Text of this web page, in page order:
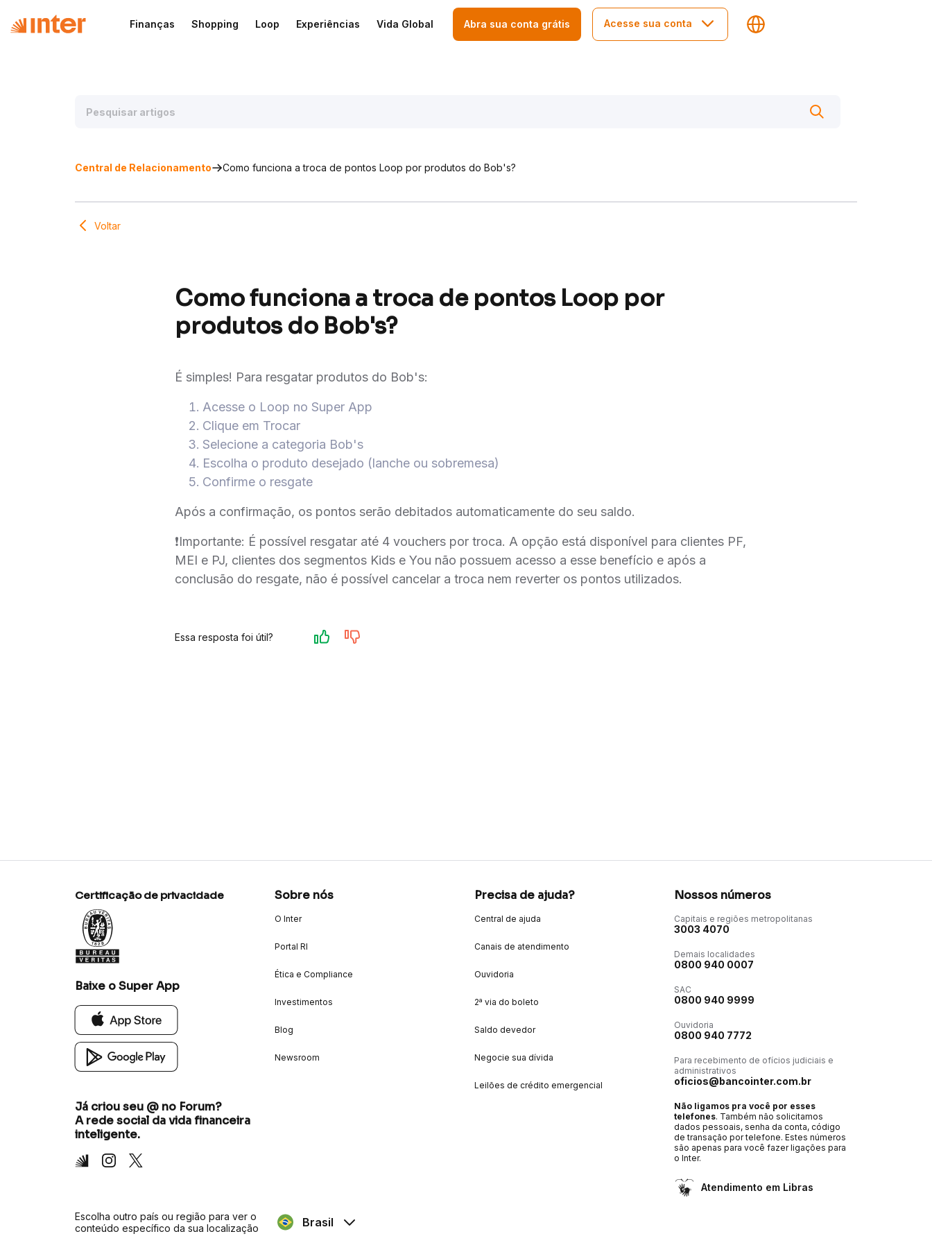
Finanças Shopping Loop Experiências Vida Global Abra sua conta grátis Acesse sua conta
Central de Relacionamento Como funciona a troca de pontos Loop por produtos do Bob's?
Voltar
Como funciona a troca de pontos Loop por
produtos do Bob's?
É simples! Para resgatar produtos do Bob's:
Acesse o Loop no Super App
Clique em Trocar
Selecione a categoria Bob's
Escolha o produto desejado (lanche ou sobremesa)
Confirme o resgate
Após a confirmação, os pontos serão debitados automaticamente do seu saldo.
❗️Importante: É possível resgatar até 4 vouchers por troca. A opção está disponível para clientes PF,
MEI e PJ, clientes dos segmentos Kids e You não possuem acesso a esse benefício e após a
conclusão do resgate, não é possível cancelar a troca nem reverter os pontos utilizados.
Essa resposta foi útil?
Certificação de privacidade
Baixe o Super App
Já criou seu @ no Forum?
A rede social da vida financeira
inteligente.
Inter Instagram
X
Sobre nós
O Inter
Portal RI
Ética e Compliance
Investimentos
Blog
Newsroom
Precisa de ajuda?
Central de ajuda
Canais de atendimento
Ouvidoria
2ª via do boleto
Saldo devedor
Negocie sua dívida
Leilões de crédito emergencial
Nossos números
Capitais e regiões metropolitanas
3003 4070
Demais localidades
0800 940 0007
SAC
0800 940 9999
Ouvidoria
0800 940 7772
Para recebimento de ofícios judiciais e
administrativos
oficios@bancointer.com.br
Não ligamos pra você por esses
telefones. Também não solicitamos
dados pessoais, senha da conta, código
de transação por telefone. Estes números
são apenas para você fazer ligações para
o Inter.
Atendimento em Libras
Escolha outro país ou região para ver o
conteúdo específico da sua localização
Brasil